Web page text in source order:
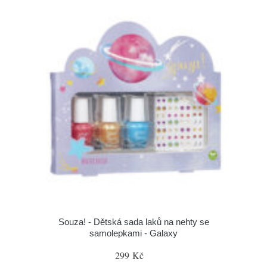
Souza! - Dětská sada laků na nehty se
samolepkami - Galaxy
299 Kč